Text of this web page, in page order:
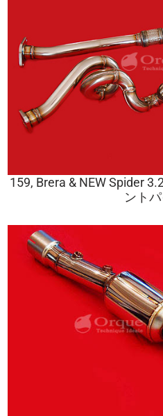
159, Brera & NEW Spider
ント